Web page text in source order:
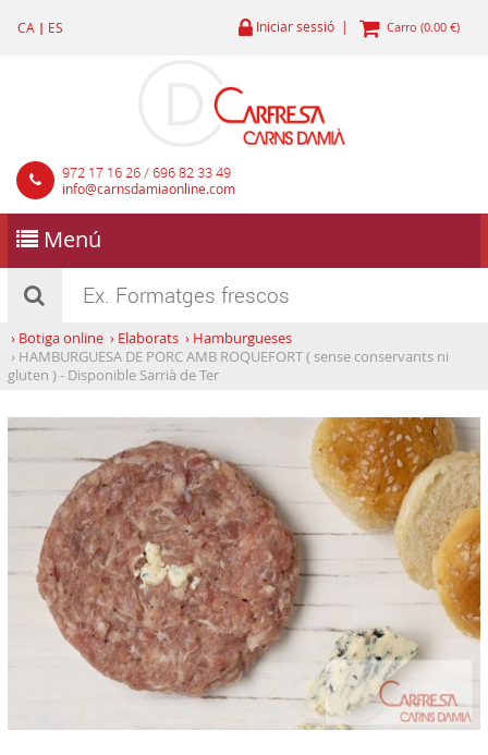
CA | ES Iniciar sessió | Carro (0.00 €)
972 17 16 26 / 696 82 33 49
info@carnsdamiaonline.com
Menú
› Botiga online › Elaborats › Hamburgueses
› HAMBURGUESA DE PORC AMB ROQUEFORT ( sense conservants ni
gluten ) - Disponible Sarrià de Ter